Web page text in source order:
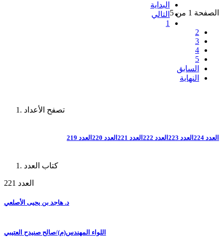
الصفحة 1 من 5
البداية
التالي
1
2
3
4
5
السابق
النهاية
تصفح الأعداد
العدد 224 العدد 223 العدد 222 العدد 221 العدد 220 العدد 219
كتاب العدد
العدد 221
د. هاجد بن يحيى الأصلعي
اللواء المهندس(م)/صالح صنيدح العتيبي